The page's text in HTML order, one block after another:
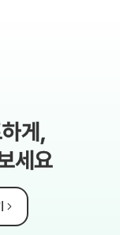
게,
세요